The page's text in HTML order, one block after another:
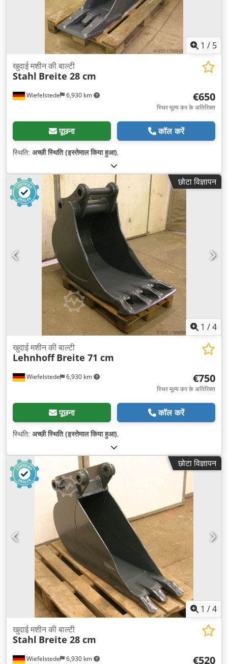
1 / 5
Wiefelstede 6,930 km
खुदाई मशीन की बाल्टी
Stahl Breite 28 cm
€650
स्थिर मूल्य कर के अतिरिक्त
पूछना कॉल करें
स्थिति: अच्छी स्थिति (इस्तेमाल किया हुआ),
छोटा विज्ञापन
1 /4
Wiefelstede 6,930 km
खुदाई मशीन की बाल्टी
Lehnhoff Breite 71 cm
€750
स्थिर मूल्य कर के अतिरिक्त
पूछना कॉल करें
स्थिति: अच्छी स्थिति (इस्तेमाल किया हुआ),
छोटा विज्ञापन
1 /4
Wiefelstede 6,930 km
खुदाई मशीन की बाल्टी
Stahl Breite 28 cm
€520